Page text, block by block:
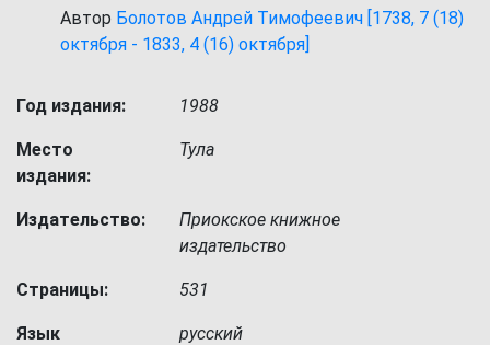
Автор Болотов Андрей Тимофеевич [1738, 7 (18)
октября - 1833, 4 (16) октября]
Год издания: 1988
Место
издания:
Тула
Издательство:
Приокское книжное
издательство
Страницы: 531
Язык
русский